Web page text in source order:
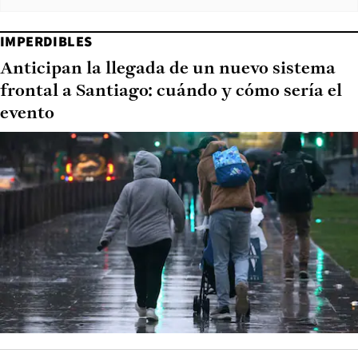
IMPERDIBLES
Anticipan la llegada de un nuevo sistema
frontal a Santiago: cuándo y cómo sería el
evento